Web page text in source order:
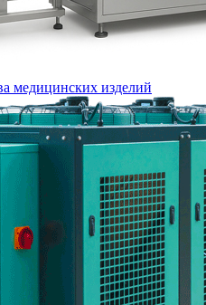
медицинских изделий